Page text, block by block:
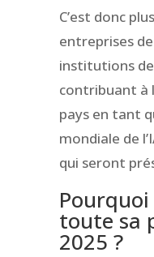
C’est donc
entreprises
institutions
contribuant à
pays en tant
mondiale de
qui seront
Pourquoi
toute sa
2025 ?